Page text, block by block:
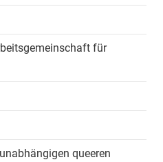
für
queeren